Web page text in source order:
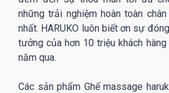
những trải nghiệm hoàn toàn
nhất. HARUKO luôn biết ơn sự
tưởng của hơn 10 triệu khách
năm qua.
Các sản phẩm Ghế massage